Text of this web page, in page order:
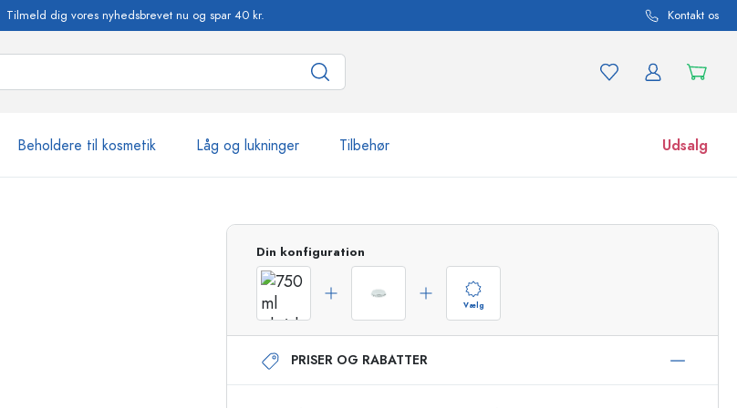
Tilmeld dig vores nyhedsbrevet nu og spar 40 kr. Kontakt os
Beholdere til kosmetik Låg og lukninger Tilbehør Udsalg
Airless-dispensere
Roll-on flasker
Glas
Opdag nu
Køb nu
Din konfiguration
Vælg
PRISER OG RABATTER